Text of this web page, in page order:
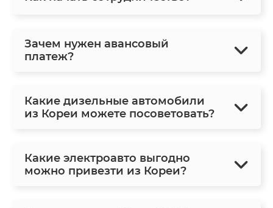
Зачем нужен авансовый
платеж?
Какие дизельные автомобили
из Кореи можете посоветовать?
Какие электроавто выгодно
можно привезти из Кореи?